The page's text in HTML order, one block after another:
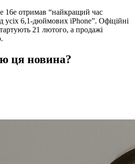
16e отримав “найкращий час
усіх 6,1-дюймових iPhone”. Офіційні
21 лютого, а продажі
ця новина?